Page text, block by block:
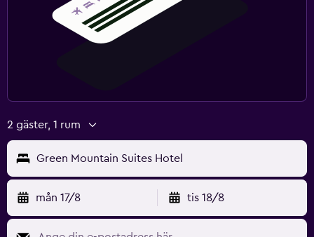
2 gäster, 1 rum
Green Mountain Suites Hotel
mån 17/8 tis 18/8